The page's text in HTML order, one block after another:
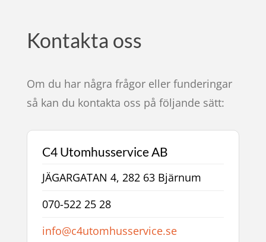
Kontakta oss
Om du har några frågor eller funderingar
så kan du kontakta oss på följande sätt:
C4 Utomhusservice AB
JÄGARGATAN 4, 282 63 Bjärnum
070-522 25 28
info@c4utomhusservice.se